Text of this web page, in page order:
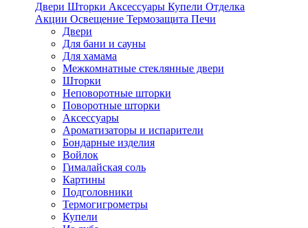
Двери Шторки Аксессуары Купели Отделка
Акции Освещение Термозащита Печи
Двери
Для бани и сауны
Для хамама
Межкомнатные стеклянные двери
Шторки
Неповоротные шторки
Поворотные шторки
Аксессуары
Ароматизаторы и испарители
Бондарные изделия
Войлок
Гималайская соль
Картины
Подголовники
Термогигрометры
Купели